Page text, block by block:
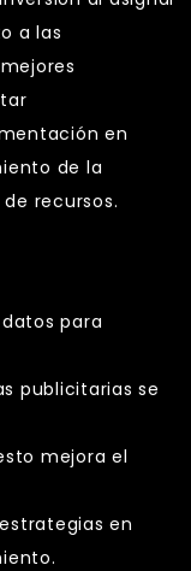
a las
en
de la
recursos.
para
publicitarias se
mejora el
en